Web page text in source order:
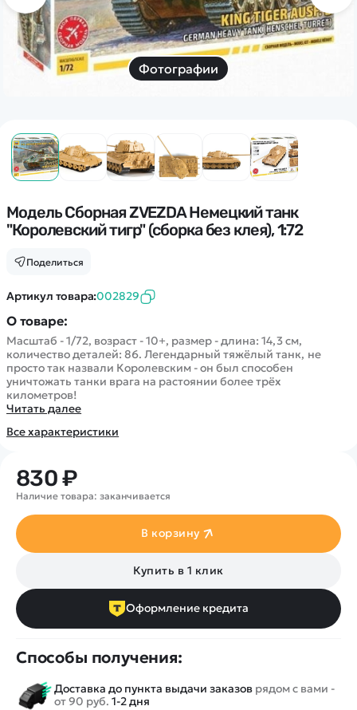
Фотографии
Модель Сборная ZVEZDA Немецкий танк
"Королевский тигр" (сборка без клея), 1:72
Поделиться
Артикул товара:002829
О товаре:
Масштаб - 1/72, возраст - 10+, размер - длина: 14,3 см,
количество деталей: 86. Легендарный тяжёлый танк, не
просто так назвали Королевским - он был способен
уничтожать танки врага на растоянии более трёх
километров!
Читать далее
Все характеристики
830 ₽
Наличие товара: заканчивается
В корзину
Купить в 1 клик
Оформление кредита
Способы получения:
Доставка до пункта выдачи заказов рядом с вами -
от 90 руб. 1-2 дня
Дополнительный способ связи
WhatsApp/Мобильный
Есть вопрос? Можем связаться с вами
Наши соцсети:
Каталог
Квадрокоптеры
Машинки
Танки
Вертолеты
Катера
Роботы
Самолеты
Детские электромобили
Спецтехника
Железные дороги
Конструкторы
Информация
Оптовые продажи
Блог
Статьи про беспилотники
Обзор квадрокоптеров
Аренда Квадрокоптеров
Покупателю
Контакты
Оплата и доставка
Помощь
Оплата на сайте